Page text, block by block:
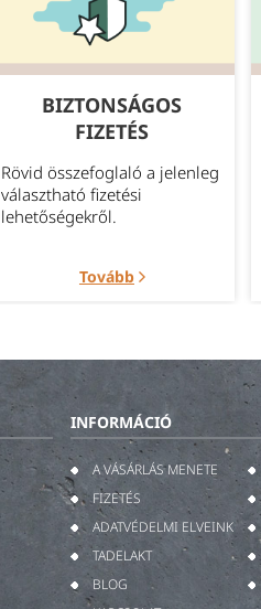
BIZTONSÁGOS
FIZETÉS
Rövid összefoglaló a jelenleg
választható fizetési
lehetőségekről.
Tovább
INFORMÁCIÓ
A VÁSÁRLÁS MENETE
FIZETÉS
ADATVÉDELMI ELVEINK
TADELAKT
BLOG